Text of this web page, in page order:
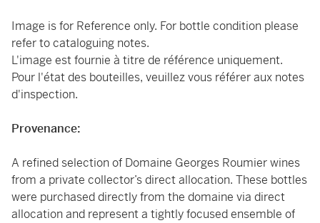
Image is for Reference only. For bottle condition please
refer to cataloguing notes.
L'image est fournie à titre de référence uniquement.
Pour l'état des bouteilles, veuillez vous référer aux notes
d'inspection.
Provenance:
A refined selection of Domaine Georges Roumier wines
from a private collector’s direct allocation. These bottles
were purchased directly from the domaine via direct
allocation and represent a tightly focused ensemble of